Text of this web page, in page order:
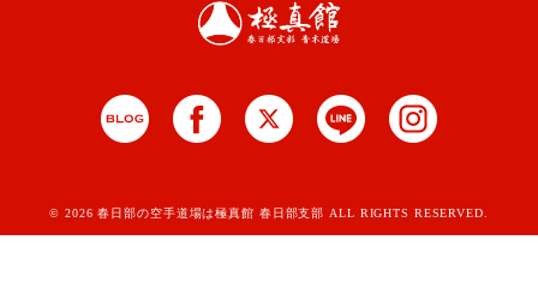
© 2026 春日部の空手道場は極真館 春日部支部 ALL RIGHTS RESERVED.